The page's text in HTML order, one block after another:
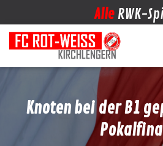
Alle RWK-
Knoten bei der B1